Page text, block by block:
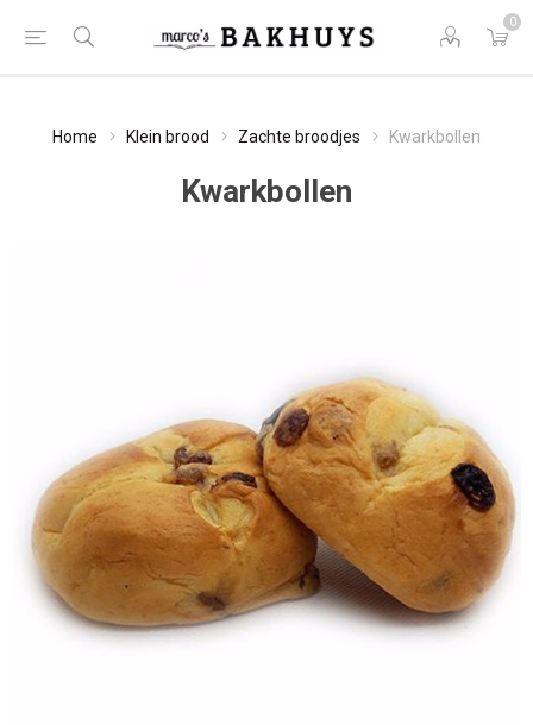
0
Home Klein brood Zachte broodjes Kwarkbollen
Kwarkbollen